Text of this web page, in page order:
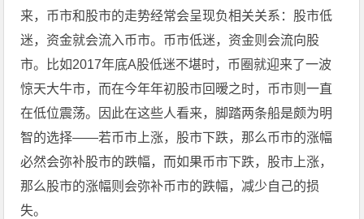
来，币市和股市的走势经常会呈现负相关关系：股市低
迷，资金就会流入币市。币市低迷，资金则会流向股
市。比如2017年底A股低迷不堪时，币圈就迎来了一波
惊天大牛市，而在今年年初股市回暧之时，币市则一直
在低位震荡。因此在这些人看来，脚踏两条船是颇为明
智的选择——若币市上涨，股市下跌，那么币市的涨幅
必然会弥补股市的跌幅，而如果币市下跌，股市上涨，
那么股市的涨幅则会弥补币市的跌幅，减少自己的损
失。